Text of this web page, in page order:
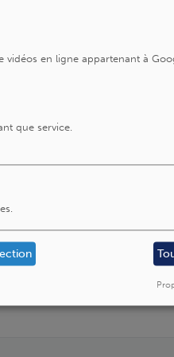
la sécurité comparant
)
atteints de myélofibrose
au traitement par
vidéos en ligne appartenant à
que service.